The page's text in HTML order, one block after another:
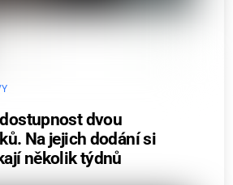
dvou
Na jejich dodání si
několik týdnů